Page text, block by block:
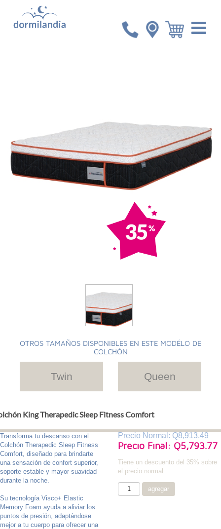
Inicio Colchones
Colchón King Therapedic Sleep
OTROS TAMAÑOS DISPONIBLES EN ESTE MODÉLO DE
COLCHÓN
Twin Queen
King Therapedic Sleep Fitness Comfort
Transforma tu descanso con el
Colchón Therapedic Sleep Fitness
Comfort, diseñado para brindarte
una sensación de confort superior,
soporte estable y mayor suavidad
durante la noche.
Su tecnología Visco+ Elastic
Memory Foam ayuda a aliviar los
puntos de presión, adaptándose
mejor a tu cuerpo para ofrecer una
Precio Normal: Q8,913.49
Precio Final: Q5,793.77
Tiene un descuento del 35% sobre
el precio normal